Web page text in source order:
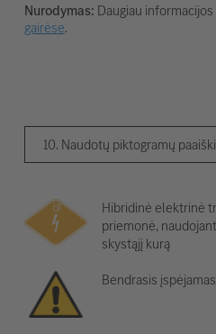
Nurodymas: Daugiau
gairėse.
10. Naudotų piktogramų
Hibridinė elektrinė
priemonė,
skystąjį kurą
Bendrasis